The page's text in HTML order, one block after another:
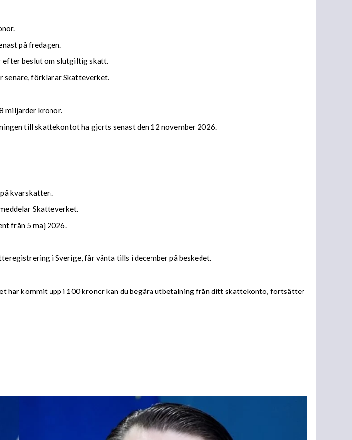
på fredagen.
efter beslut om slutgiltig skatt.
senare, förklarar Skatteverket.
miljarder kronor.
till skattekontot ha gjorts senast den 12 november 2026.
kvarskatten.
Skatteverket.
från 5 maj 2026.
i Sverige, får vänta tills i december på beskedet.
har kommit upp i 100 kronor kan du begära utbetalning från ditt skattekonto, fortsätter